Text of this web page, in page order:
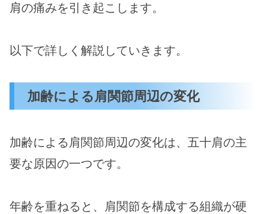
肩の痛みを引き起こします。
以下で詳しく解説していきます。
加齢による肩関節周辺の変化
加齢による肩関節周辺の変化は、五十肩の主
要な原因の一つです。
年齢を重ねると、肩関節を構成する組織が硬